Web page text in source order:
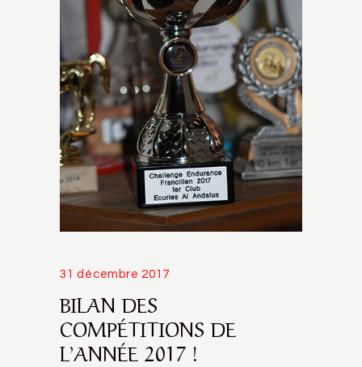
31 décembre 2017
BILAN DES
COMPÉTITIONS DE
L’ANNÉE 2017 !